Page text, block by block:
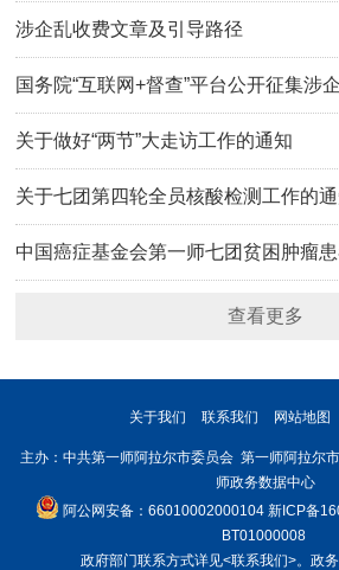
涉企乱收费文章及引导路径
国务院“互联网+督查”平台公开征集涉
线索
关于做好“两节”大走访工作的通知
关于七团第四轮全员核酸检测工作的
中国癌症基金会第一师七团贫困肿瘤
查看更多
关于我们 联系我们 网站地图
主办：中共第一师阿拉尔市委员会 第一师阿拉尔
师政务数据中心
阿公网安备：66010002000104 新ICP备
BT01000008
政府部门联系方式详见<联系我们>。政